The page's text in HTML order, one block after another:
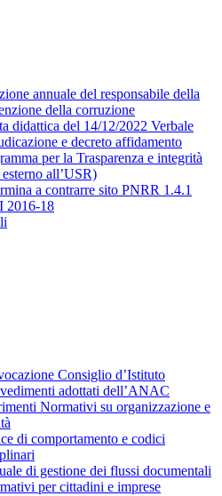
annuale del responsabile della
della corruzione
didattica del 14/12/2022 Verbale
e decreto affidamento
per la Trasparenza e integrità
all’USR)
a contrarre sito PNRR 1.4.1
2016-18
Consiglio d’Istituto
adottati dell’ANAC
Normativi su organizzazione e
di comportamento e codici
di gestione dei flussi documentali
per cittadini e imprese